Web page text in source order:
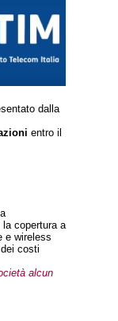
dalla
entro il
copertura a
e wireless
costi
alcun